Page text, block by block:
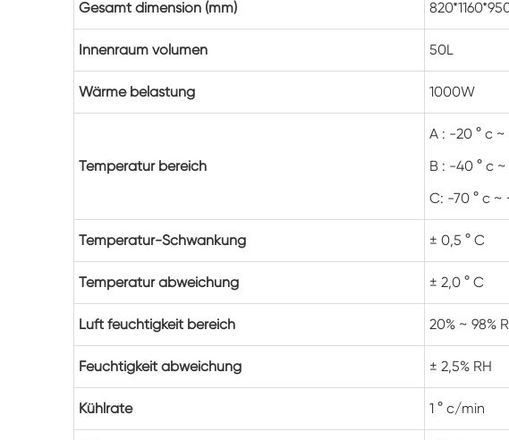
Test-
kammer
Nass
Gesamt dimension (mm)
Innenraum volumen 50L
Wärme belastung 1000W
Temperatur bereich
A : -20 ° c ~
B : -40 ° c ~
C: -70 ° c ~
Temperatur-Schwankung ± 0,5 ° C
Temperatur abweichung ± 2,0 ° C
Luft feuchtigkeit bereich 20% ~ 98%
Feuchtigkeit abweichung ± 2,5% RH
Kühlrate 1 ° c/min